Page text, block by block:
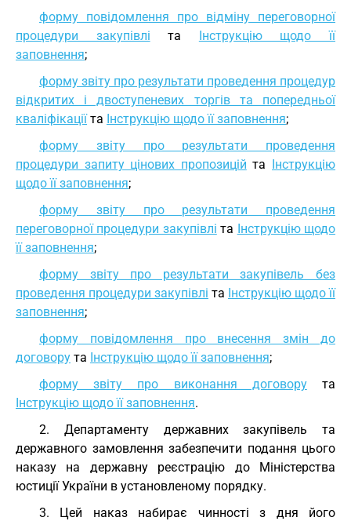
форму повідомлення про відміну переговорної
процедури закупівлі та Інструкцію щодо її
заповнення;
форму звіту про результати проведення процедур
відкритих і двоступеневих торгів та попередньої
кваліфікаціїта Інструкцію щодо її заповнення;
форму звіту про результати проведення
процедури запиту цінових пропозицій та Інструкцію
щодо її заповнення;
форму звіту про результати проведення
переговорної процедури закупівлі та Інструкцію щодо
її заповнення;
форму звіту про результати закупівель без
проведення процедури закупівлі та Інструкцію щодо її
заповнення;
форму повідомлення про внесення змін до
договору та Інструкцію щодо її заповнення;
форму звіту про виконання договорута
Інструкцію щодо її заповнення.
2. Департаменту державних закупівель та
державного замовлення забезпечити подання цього
наказу на державну реєстрацію до Міністерства
юстиції України в установленому порядку.
3. Цей наказ набирає чинності з дня його